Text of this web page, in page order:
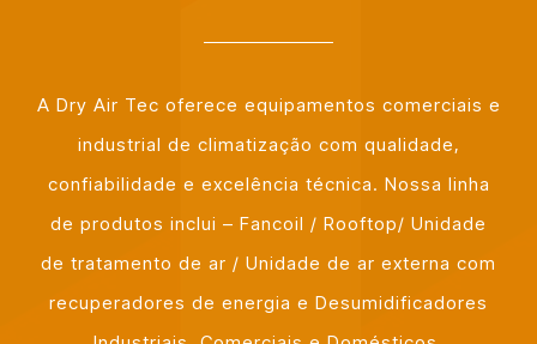
A Dry Air Tec oferece equipamentos comerciais e
industrial de climatização com qualidade,
confiabilidade e excelência técnica. Nossa linha
de produtos inclui – Fancoil / Rooftop/ Unidade
de tratamento de ar / Unidade de ar externa com
recuperadores de energia e Desumidificadores